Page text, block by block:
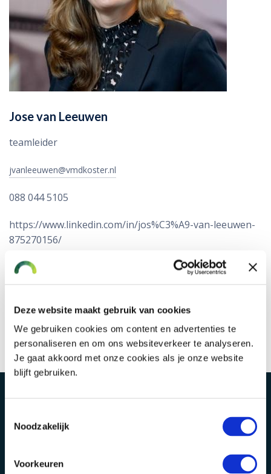
Deze website maakt gebruik van cookies
We gebruiken cookies om content en advertenties te
personaliseren en om ons websiteverkeer te analyseren.
Je gaat akkoord met onze cookies als je onze website
blijft gebruiken.
Noodzakelijk
Voorkeuren
Jose van Leeuwen
teamleider
jvanleeuwen@vmdkoster.nl
088 044 5105
https://www.linkedin.com/in/jos%C3%A9-van-leeuwen-
875270156/
toegankelijk daar zit onze kracht.